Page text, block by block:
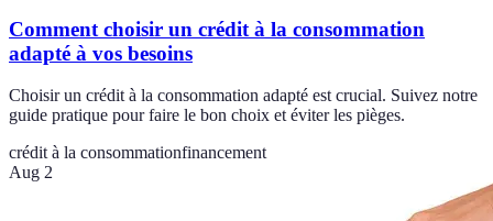
Comment choisir un crédit à la consommation
adapté à vos besoins
Choisir un crédit à la consommation adapté est crucial. Suivez notre
guide pratique pour faire le bon choix et éviter les pièges.
crédit à la consommationfinancement
Aug 2